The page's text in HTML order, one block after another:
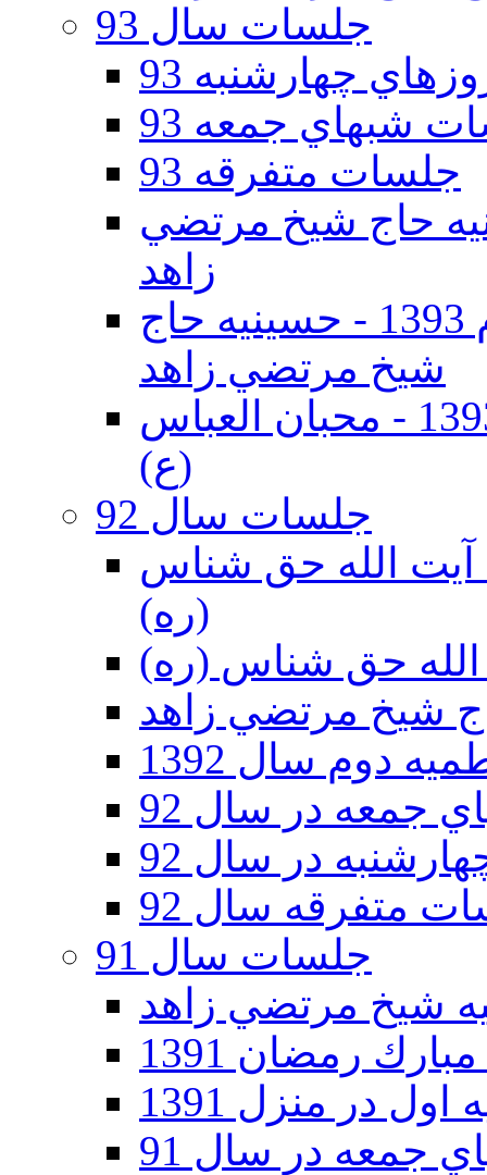
جلسات سال 93
چهارشنبه 93
شبهاي جمعه 93
جلسات متفرقه 93
دوم 93 - حسينيه حاج شيخ مرتضي
زاهد
جلسات دهه اول محرم الحرام 1393 - حسينيه حاج
شيخ مرتضي زاهد
جلسات دهه اول محرم الحرام 1393 - محبان العباس
(ع)
جلسات سال 92
92 - حسينيه آيت الله حق شناس
(ره)
دوم سال 1392
جمعه در سال 92
در سال 92
متفرقه سال 92
جلسات سال 91
رمضان 1391
در منزل 1391
جمعه در سال 91